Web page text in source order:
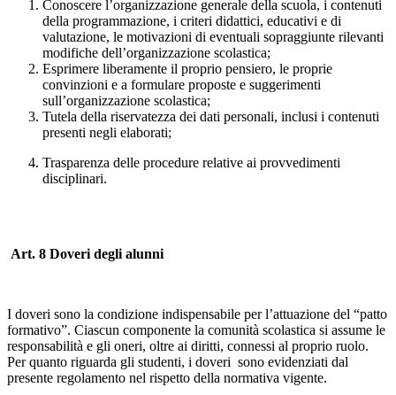
Conoscere l’organizzazione generale della scuola, i contenuti
della programmazione, i criteri didattici, educativi e di
valutazione, le motivazioni di eventuali sopraggiunte rilevanti
modifiche dell’organizzazione scolastica;
Esprimere liberamente il proprio pensiero, le proprie
convinzioni e a formulare proposte e suggerimenti
sull’organizzazione scolastica;
Tutela della riservatezza dei dati personali, inclusi i contenuti
presenti negli elaborati;
Trasparenza delle procedure relative ai provvedimenti
disciplinari.
Art. 8 Doveri degli alunni
I doveri sono la condizione indispensabile per l’attuazione del “patto
formativo”. Ciascun componente la comunità scolastica si assume le
responsabilità e gli oneri, oltre ai diritti, connessi al proprio ruolo.
Per quanto riguarda gli studenti, i doveri sono evidenziati dal
presente regolamento nel rispetto della normativa vigente.